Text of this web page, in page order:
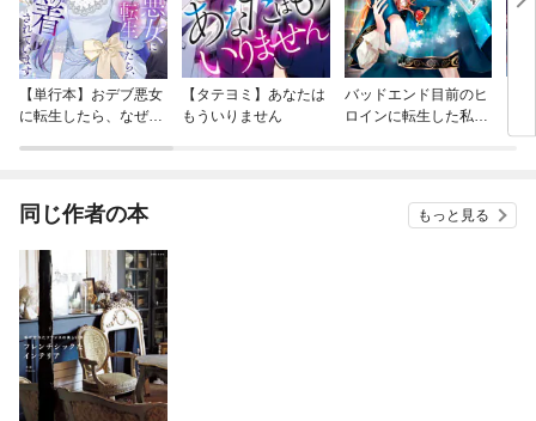
scenery 石壁と緑が彩る南仏の扉 緑の手が生み出す憩いの庭 壁の色使いが
個性的なカフェ ラベンダーと時を重ねた石壁
【単行本】おデブ悪女
に転生したら、なぜか
【タテヨミ】あなたは
もういりません
バッドエンド目前のヒ
ロインに転生した私、
同じ作者の本 もっと見る